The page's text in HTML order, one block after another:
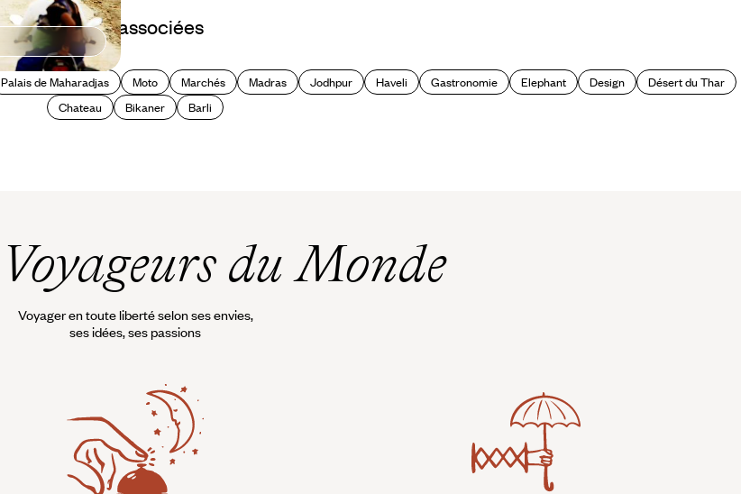
Idées associées
Palais de Maharadjas Moto Marchés Madras Jodhpur Haveli Gastronomie Elephant Design
Désert du Thar
Chateau
Bikaner Barli
Voyageurs du Monde
Voyager en toute liberté selon ses envies,
ses idées, ses passions